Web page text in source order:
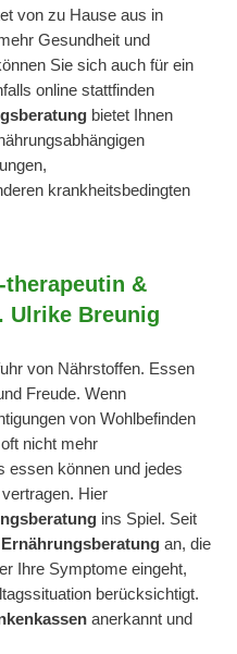
von zu Hause aus in
Gesundheit und
Sie sich auch für ein
online stattfinden
bietet Ihnen
krankheitsbedingten
therapeutin &
Ulrike Breunig
von Nährstoffen. Essen
Freude. Wenn
von Wohlbefinden
nicht mehr
essen können und jedes
Hier
ins Spiel. Seit
an, die
Ihre Symptome eingeht,
berücksichtigt.
anerkannt und